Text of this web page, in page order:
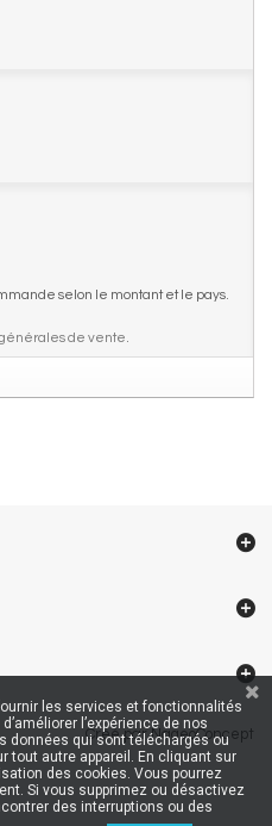
selon le montant et le pays.
de vente
Créé par NageoConcept
les services et fonctionnalités
l’expérience de nos
données qui sont téléchargés ou
tout autre appareil. En cliquant sur
des cookies. Vous pourrez
Si vous supprimez ou désactivez
des interruptions ou des